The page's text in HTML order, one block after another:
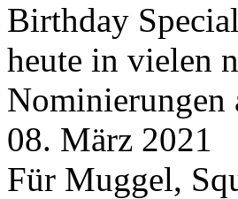
Birthday
heute in vielen
08. März 2021
Für Muggel,